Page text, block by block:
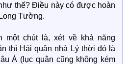
thế? Điều này có được hoàn
Tường.
một chút là, xét về khả năng
thì Hải quân nhà Lý thời đó là
Á (lục quân cũng không kém